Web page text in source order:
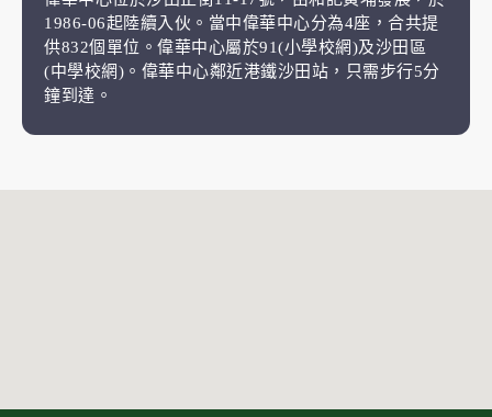
1986-06起陸續入伙。當中偉華中心分為4座，合共提
供832個單位。偉華中心屬於91(小學校網)及沙田區
(中學校網)。偉華中心鄰近港鐵沙田站，只需步行5分
鐘到達。